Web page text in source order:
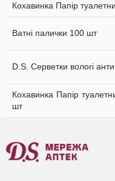
Кохавинка Папір
Ватні палички 100 шт
D.S. Серветки вологі
Кохавинка Папір
шт